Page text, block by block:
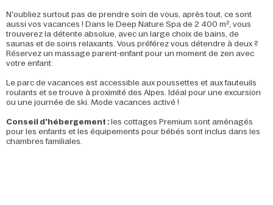
N'oubliez surtout pas de prendre soin de vous, après tout, ce sont
aussi vos vacances ! Dans le Deep Nature Spa de 2 400 m², vous
trouverez la détente absolue, avec un large choix de bains, de
saunas et de soins relaxants. Vous préférez vous détendre à deux ?
Réservez un massage parent-enfant pour un moment de zen avec
votre enfant.
Le parc de vacances est accessible aux poussettes et aux fauteuils
roulants et se trouve à proximité des Alpes. Idéal pour une excursion
ou une journée de ski. Mode vacances activé !
Conseil d'hébergement :les cottages Premium sont aménagés
pour les enfants et les équipements pour bébés sont inclus dans les
chambres familiales.